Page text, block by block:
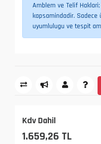
Amblem ve Telif
kapsamindadir.
uyumlulugu ve tespit
Kdv Dahil
1.659,26 TL